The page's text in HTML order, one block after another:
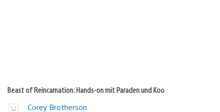
Beast of Reincarnation: Hands-on mit Paraden und Koo
Corey Brotherson